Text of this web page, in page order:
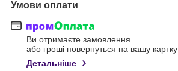
Умови оплати
Ви отримаєте замовлення
або гроші повернуться на вашу картку
Детальніше